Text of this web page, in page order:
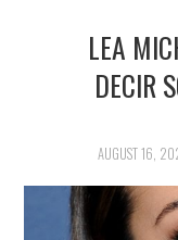
POLITICS
SOCIETY
SPORTS
LEA
DECIR
AUGUST 16,